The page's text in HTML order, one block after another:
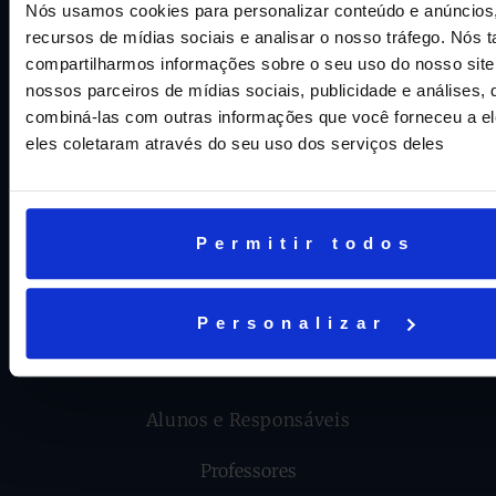
Nós usamos cookies para personalizar conteúdo e
recursos de mídias sociais e analisar o nosso tráfego. Nós
compartilharmos informações sobre o seu uso do nosso
nossos parceiros de mídias sociais, publicidade e análises,
combiná-las com outras informações que você forneceu a
eles coletaram através do seu uso dos serviços deles
Permitir todos
Personalizar
CNPJ: 16.707.495/0001-23
Cognita Brasil Participacoes LTDA
AJUDA E SUPORTE
Fale conosco
Trabalhe Conosco
Aviso geral de proteção de dados
INTRANET
Alunos e Responsáveis
Professores